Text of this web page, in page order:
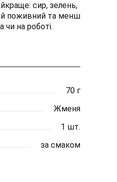
сир, зелень,
й поживний та менш
чи на роботі.
70 г
Жменя
1 шт.
за смаком